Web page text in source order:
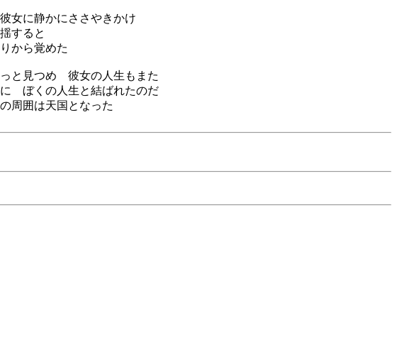
女に静かにささやきかけ
すると
から覚めた
と見つめ 彼女の人生もまた
ぼくの人生と結ばれたのだ
周囲は天国となった